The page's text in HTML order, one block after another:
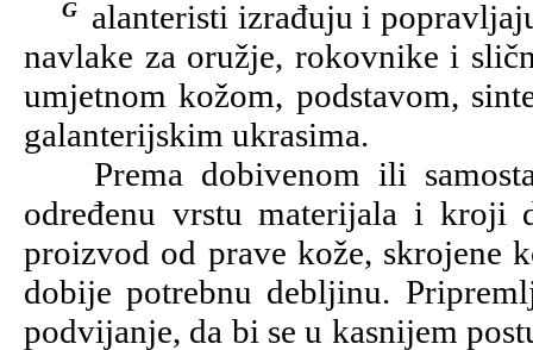
Galanteristi izrađuju i popravljaju torbe, naprtnjače, cerade, lisnice, remenje,
navlake za oružje, rokovnike i
umjetnom kožom, podstavom,
galanterijskim ukrasima.
Prema dobivenom ili
određenu vrstu materijala i kroji
proizvod od prave kože, skrojene
dobije potrebnu debljinu.
podvijanje, da bi se u kasnijem